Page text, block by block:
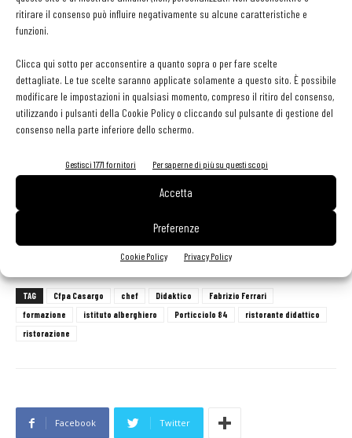
ritirare il consenso può influire negativamente su alcune caratteristiche e
funzioni.
Clicca qui sotto per acconsentire a quanto sopra o per fare scelte
dettagliate. Le tue scelte saranno applicate solamente a questo sito. È possibile
modificare le impostazioni in qualsiasi momento, compreso il ritiro del consenso,
utilizzando i pulsanti della Cookie Policy o cliccando sul pulsante di gestione del
consenso nella parte inferiore dello schermo.
Gestisci 1771 fornitori Per saperne di più su questi scopi
Accetta
Preferenze
Cookie Policy Privacy Policy
euro. La proposta culinaria sarà incentrata sul pesce di mare
unito ai prodotti tipici che il territorio lecchese offre, seguendo il
e della massima attenzione verso una cucina zero waste e attenta
agli sprechi.
Gli allievi di cucina saranno sotto la guida dell’Executive chef
Chennai (India), e dello chefFabio Moriconi, dell’Osteria del
di Seregno. Gli allievi di sala invece saranno guidati
nelle loro mansioni dal maîtreFrancesco Borghetti
Casupola di Bosisio Parini.
TAG Cfpa Casargo chef Didaktico
Fabrizio Ferrari
formazione
istituto alberghiero Porticciolo 84
ristorante didattico
ristorazione
Facebook Twitter